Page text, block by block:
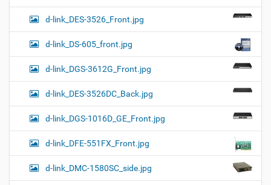
d-link_DES-3526_Front.jpg
d-link_DS-605_front.jpg
d-link_DGS-3612G_Front.jpg
d-link_DES-3526DC_Back.jpg
d-link_DGS-1016D_GE_Front.jpg
d-link_DFE-551FX_Front.jpg
d-link_DMC-1580SC_side.jpg